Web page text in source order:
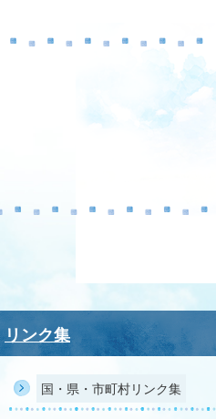
リンク集
国・県・市町村リンク集